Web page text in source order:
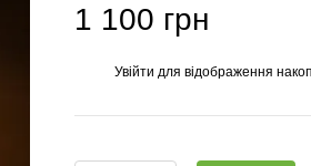
1 100 грн
Увійти для відображення